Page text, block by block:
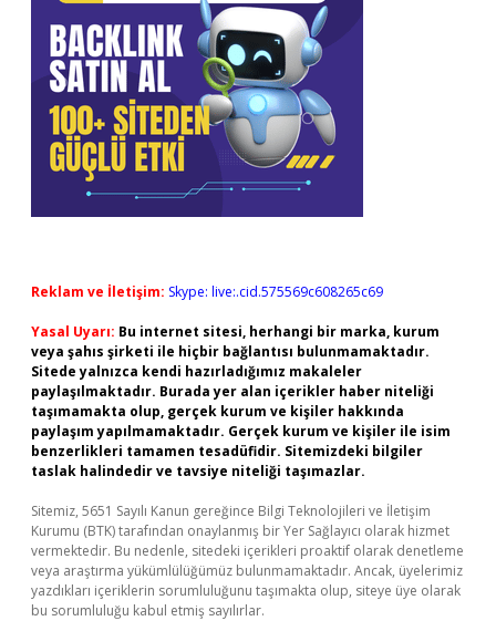
Reklam ve İletişim: Skype: live:.cid.575569c608265c69
Yasal Uyarı: Bu internet sitesi, herhangi bir marka, kurum
veya şahıs şirketi ile hiçbir bağlantısı bulunmamaktadır.
Sitede yalnızca kendi hazırladığımız makaleler
paylaşılmaktadır. Burada yer alan içerikler haber niteliği
taşımamakta olup, gerçek kurum ve kişiler hakkında
paylaşım yapılmamaktadır. Gerçek kurum ve kişiler ile isim
benzerlikleri tamamen tesadüfidir. Sitemizdeki bilgiler
taslak halindedir ve tavsiye niteliği taşımazlar.
Sitemiz, 5651 Sayılı Kanun gereğince Bilgi Teknolojileri ve İletişim
Kurumu (BTK) tarafından onaylanmış bir Yer Sağlayıcı olarak hizmet
vermektedir. Bu nedenle, sitedeki içerikleri proaktif olarak denetleme
veya araştırma yükümlülüğümüz bulunmamaktadır. Ancak, üyelerimiz
yazdıkları içeriklerin sorumluluğunu taşımakta olup, siteye üye olarak
bu sorumluluğu kabul etmiş sayılırlar.